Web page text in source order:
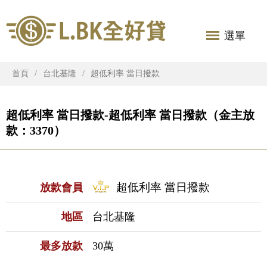
選單
首頁 台北基隆 超低利率 當日撥款
超低利率 當日撥款-超低利率 當日撥款（金主放
款：3370）
放款會員 超低利率 當日撥款
地區 台北基隆
最多放款 30萬